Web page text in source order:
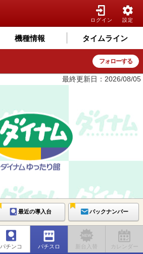
ログイン 設定
機種情報 タイムライン
フォローする
最終更新日：2026/08/05
最近の導入台 バックナンバー
パチンコ パチスロ 新台入替 カレンダー